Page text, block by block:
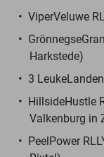
ViperVeluwe
Harkstede)
3
HillsideHustle
Valkenburg in
PeelPower